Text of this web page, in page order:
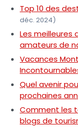
Top 10 des
déc. 2024)
Les meilleures
amateurs de
Vacances
Quel avenir
prochaines
Comment les
blogs de